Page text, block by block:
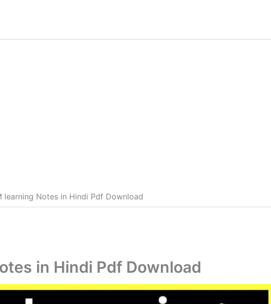
learning Notes in Hindi Pdf Download
in Hindi Pdf Download